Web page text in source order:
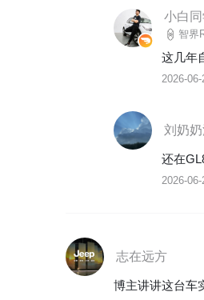
小白
智界
这几年
2026-06-
刘奶
还在
2026-06-
志在远方
博主讲讲这台车